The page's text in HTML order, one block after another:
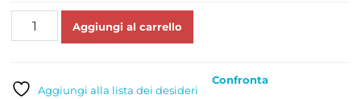
TOP
KG
Aggiungi al carrello
Aggiungi alla lista dei desideri
Confronta